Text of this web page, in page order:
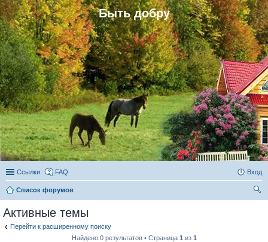
Быть добру
Ссылки FAQ Вход
Список форумов
Активные темы
Перейти к расширенному поиску
Найдено 0 результатов • Страница 1 из 1